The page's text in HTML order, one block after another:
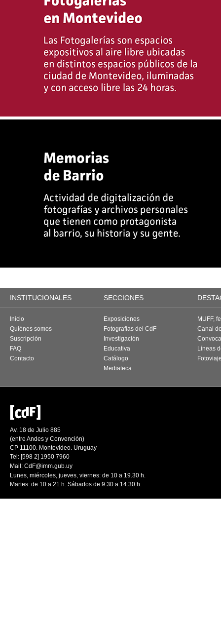
INSTITUCIONALES SECCIONES
Inicio
Quiénes somos
Suscripción
FAQ
Contacto
Exposiciones
Fotografías del CdF
Investigación
Educativa
Catálogo
Mediateca
MUFF,
Canal
Líneas
Av. 18 de Julio 885
(entre Andes y Convención)
CP 11100. Montevideo. Uruguay
Tel: [598 2] 1950 7960
Mail: CdF@imm.gub.uy
Lunes, miércoles, jueves, viernes: de 10 a 19.30 h.
Martes: de 10 a 21 h. Sábados de 9.30 a 14.30 h.